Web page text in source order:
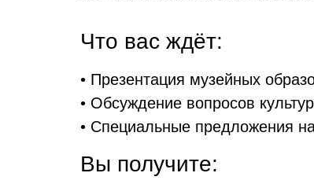
Что вас ждёт:
• Презентация музейных
• Обсуждение вопросов
• Специальные предложения
Вы получите: